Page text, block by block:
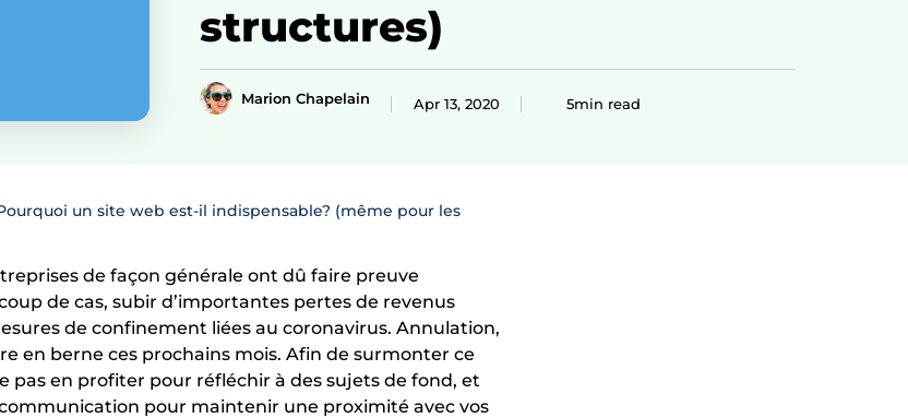
structures)
Marion Chapelain Apr 13, 2020 5min read
un site web est-il indispensable? (même pour les
de façon générale ont dû faire preuve
de cas, subir d’importantes pertes de revenus
de confinement liées au coronavirus. Annulation,
en berne ces prochains mois. Afin de surmonter ce
pas en profiter pour réfléchir à des sujets de fond, et
pour maintenir une proximité avec vos